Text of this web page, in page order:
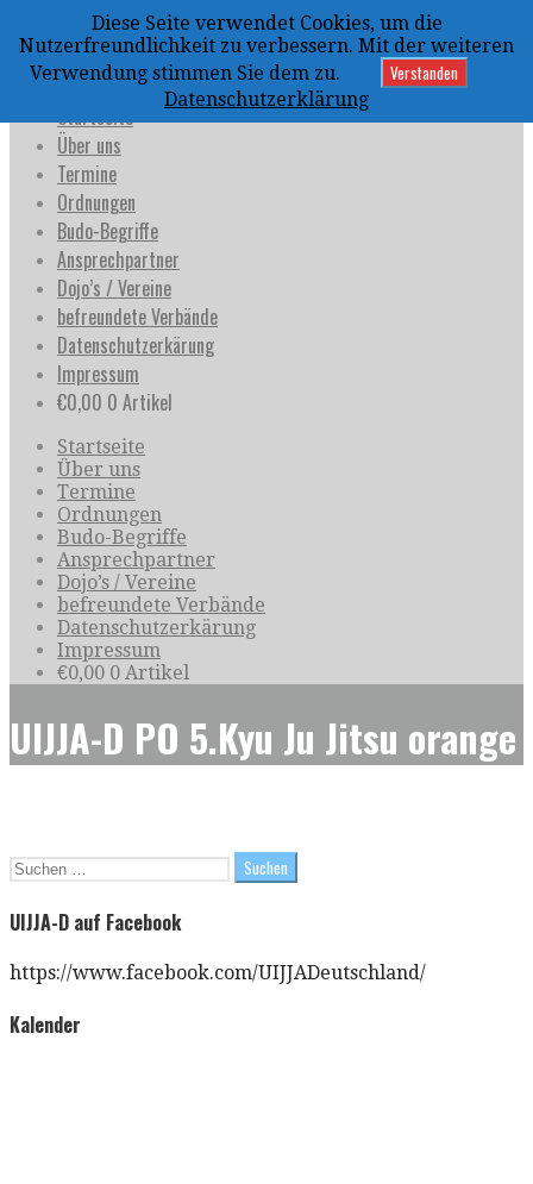
Inhalt
springen
uijja
Deutschland e.V.
Startseite
Über uns
Termine
Ordnungen
Budo-Begriffe
Ansprechpartner
Dojo’s / Vereine
befreundete Verbände
Datenschutzerkärung
Impressum
€0,00 0 Artikel
Startseite
Über uns
Termine
Ordnungen
Budo-Begriffe
Ansprechpartner
Dojo’s / Vereine
befreundete Verbände
Datenschutzerkärung
Impressum
€0,00 0 Artikel
UIJJA-D PO 5.Kyu Ju Jitsu orange
Suchen
UIJJA-D auf Facebook
https://www.facebook.com/UIJJADeutschland/
Kalender
Diese Seite verwendet Cookies, um die
Nutzerfreundlichkeit zu verbessern. Mit der weiteren
Verwendung stimmen Sie dem zu.
Verstanden
Datenschutzerklärung